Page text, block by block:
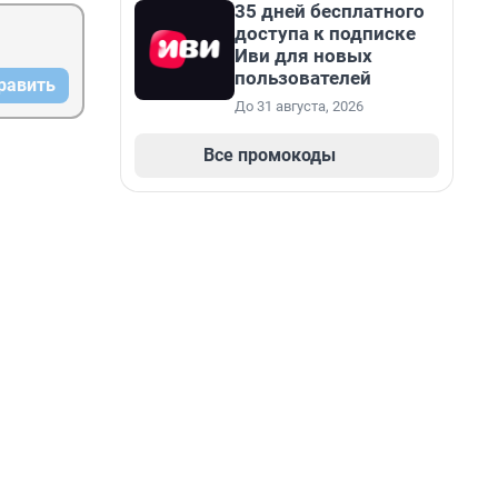
35 дней бесплатного
доступа к подписке
Иви для новых
пользователей
До 31 августа, 2026
Все промокоды